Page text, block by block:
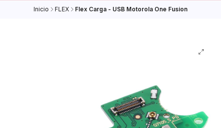
Inicio FLEX Flex Carga - USB Motorola One Fusion